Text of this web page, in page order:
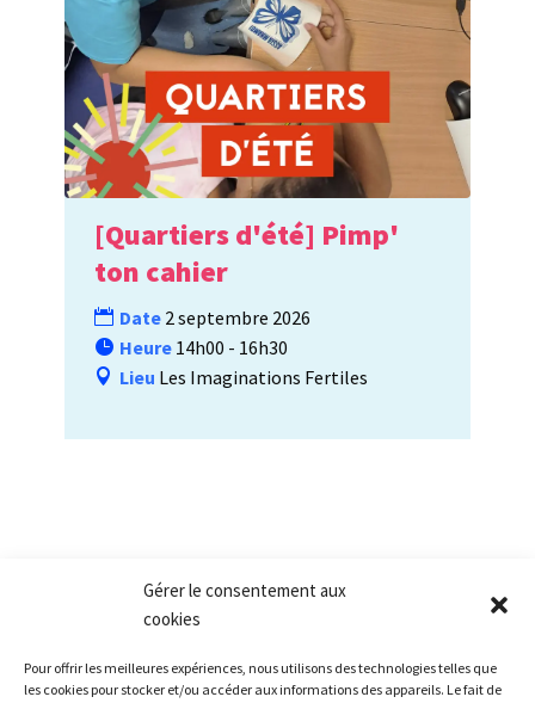
Gérer le consentement aux
cookies
Pour offrir les meilleures expériences, nous utilisons des technologies telles que
les cookies pour stocker et/ou accéder aux informations des appareils. Le fait de
[Quartiers d'été] Pimp'
ton cahier
Date 2 septembre 2026
Heure 14h00 - 16h30
Lieu Les Imaginations Fertiles